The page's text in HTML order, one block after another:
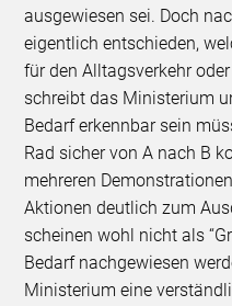
ausgewiesen sei. Doch
eigentlich entschieden,
für den Alltagsverkehr
schreibt das Ministerium
Bedarf erkennbar sein
Rad sicher von A nach B
mehreren
Aktionen deutlich zum
scheinen wohl nicht als
Bedarf nachgewiesen
Ministerium eine